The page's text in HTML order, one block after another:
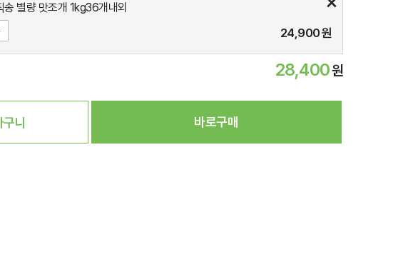
별량 맛조개 1kg36개내외
24,900원
28,400원
니 바로구매